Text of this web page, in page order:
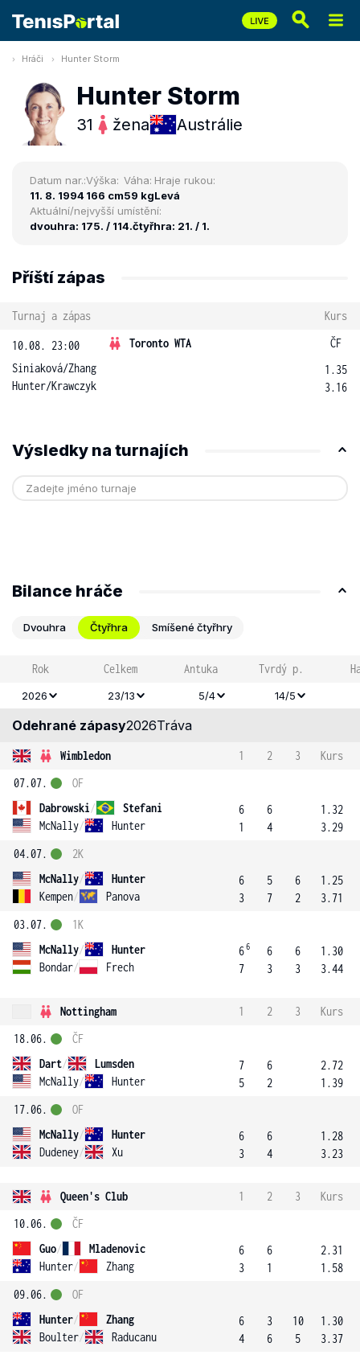
Hráči Hunter Storm
Hunter Storm
31 žena Austrálie
Datum nar.:
11. 8. 1994
Výška:
166 cm
Váha:
59 kg
Hraje rukou:
Levá
Aktuální/nejvyšší umístění:
dvouhra: 175. / 114.čtyřhra: 21. / 1.
Příští zápas
Turnaj a zápas Kurs
10.08. 23:00 Toronto WTA
ČF
Siniaková/Zhang
Hunter/Krawczyk
1.35
3.16
Výsledky na turnajích
Bilance hráče
Dvouhra Čtyřhra Smíšené čtyřhry
Rok Celkem Antuka Tvrdý p.
2026 23/13 5/4 14/5
Odehrané zápasy2026Tráva
Wimbledon 1 2 3
Kurs
07.07.
Dabrowski/
Stefani
McNally/ Hunter
OF
6
1
6
4
1.32
3.29
04.07.
McNally/
Hunter
Kempen/ Panova
2K
6
3
5
7
6
2
1.25
3.71
03.07.
McNally/
Hunter
Bondar/ Frech
1K
66
7
6
3
6
3
1.30
3.44
Nottingham 1 2 3
Kurs
18.06.
Dart/
Lumsden
McNally/ Hunter
ČF
7
5
6
2
2.72
1.39
17.06.
McNally/
Hunter
Dudeney/ Xu
OF
6
3
6
4
1.28
3.23
Queen's Club 1 2 3
Kurs
10.06.
Guo/
Mladenovic
Hunter/ Zhang
ČF
6
3
6
1
2.31
1.58
09.06.
Hunter/
Zhang
Boulter/ Raducanu
OF
6
4
3
6
10
5
1.30
3.37